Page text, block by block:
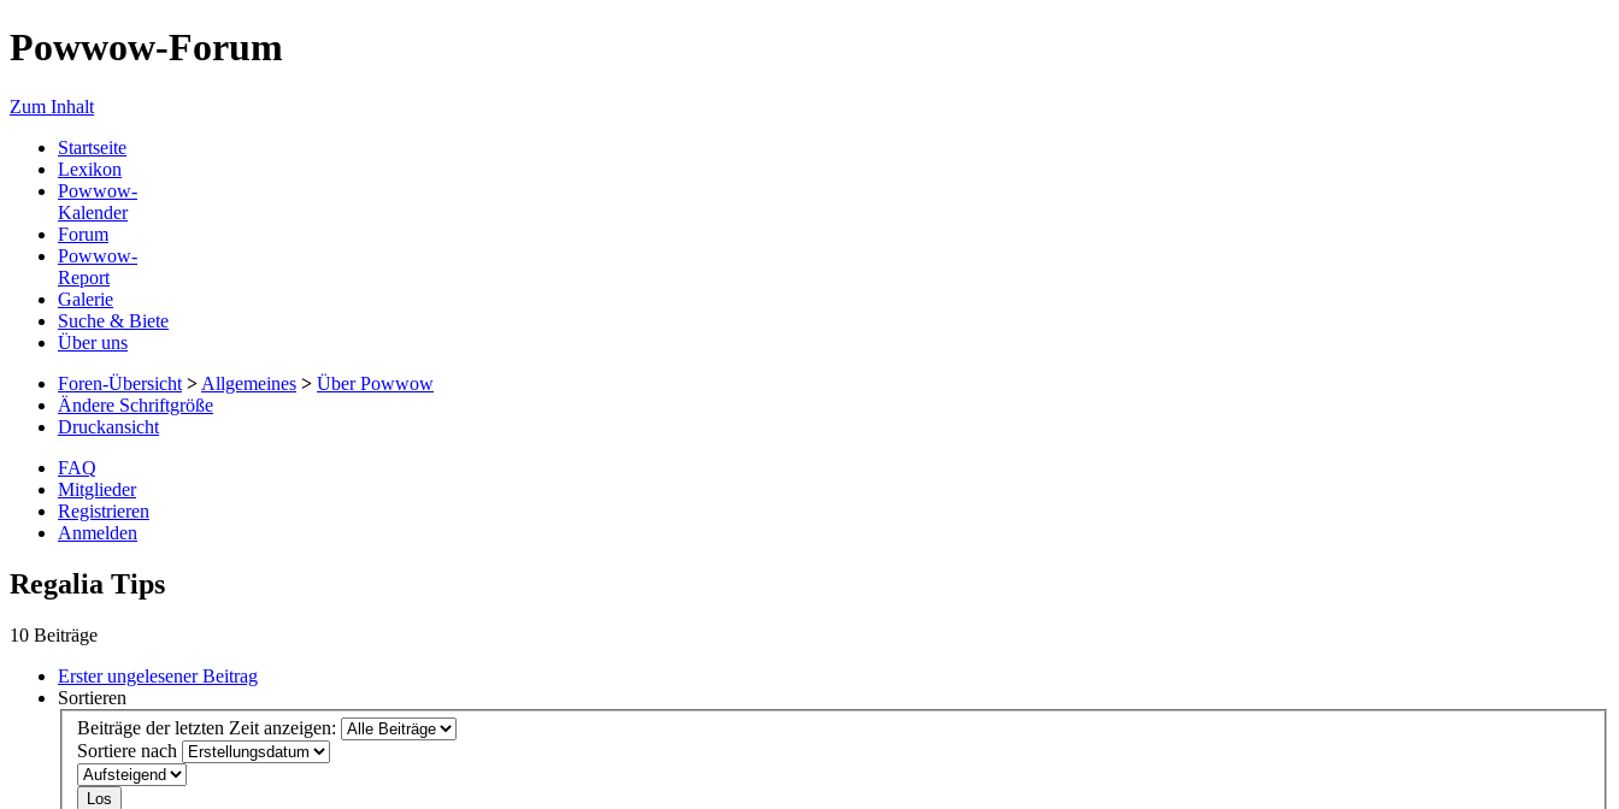
Powwow-Forum
Zum Inhalt
Startseite
Lexikon
Powwow-
Kalender
Forum
Powwow-
Report
Galerie
Suche & Biete
Über uns
Foren-Übersicht > Allgemeines > Über Powwow
Ändere Schriftgröße
Druckansicht
FAQ
Mitglieder
Registrieren
Anmelden
Regalia Tips
10 Beiträge
Erster ungelesener Beitrag
Sortieren
Beiträge der letzten Zeit anzeigen:
Sortiere nach